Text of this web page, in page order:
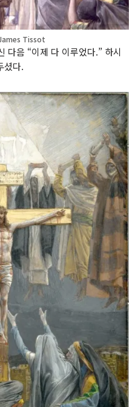
Tissot
다음 “이제 다 이루었다.” 하시
셨다.